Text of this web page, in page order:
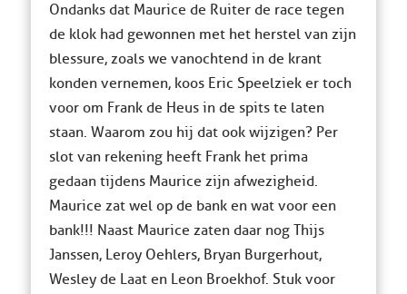
Ondanks dat Maurice de Ruiter de race tegen
de klok had gewonnen met het herstel van zijn
blessure, zoals we vanochtend in de krant
konden vernemen, koos Eric Speelziek er toch
voor om Frank de Heus in de spits te laten
staan. Waarom zou hij dat ook wijzigen? Per
slot van rekening heeft Frank het prima
gedaan tijdens Maurice zijn afwezigheid.
Maurice zat wel op de bank en wat voor een
bank!!! Naast Maurice zaten daar nog Thijs
Janssen, Leroy Oehlers, Bryan Burgerhout,
Wesley de Laat en Leon Broekhof. Stuk voor